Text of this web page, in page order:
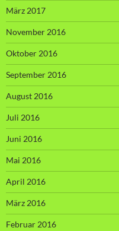
März 2017
November 2016
Oktober 2016
September 2016
August 2016
Juli 2016
Juni 2016
Mai 2016
April 2016
März 2016
Februar 2016